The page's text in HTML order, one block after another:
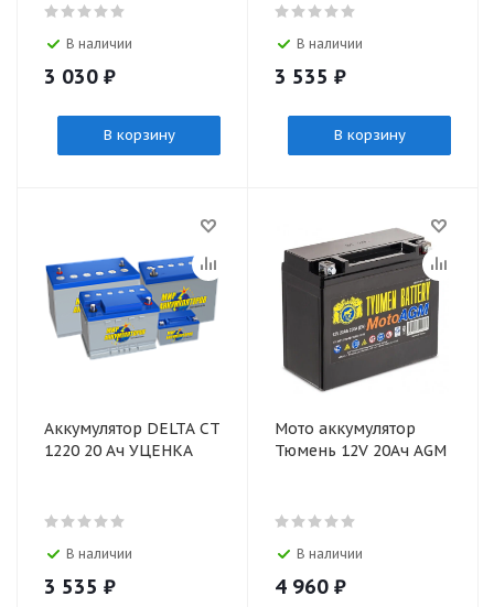
В наличии
3 030 ₽
В корзину
В наличии
3 535 ₽
В корзину
Аккумулятор DELTA CT
1220 20 Ач УЦЕНКА
В наличии
3 535 ₽
Мото аккумулятор
Тюмень 12V 20Ач AGM
В наличии
4 960 ₽